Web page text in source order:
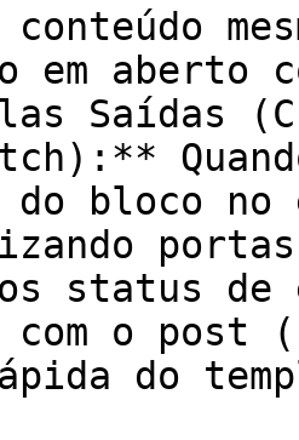
em aberto
Saídas
do bloco
status
o post
do